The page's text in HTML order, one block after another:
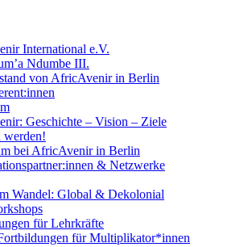
International e.V.
Ndumbe III.
von AfricAvenir in Berlin
Geschichte – Vision – Ziele
bei AfricAvenir in Berlin
& Netzwerke
Wandel: Global & Dekolonial
für Lehrkräfte
für Multiplikator*innen